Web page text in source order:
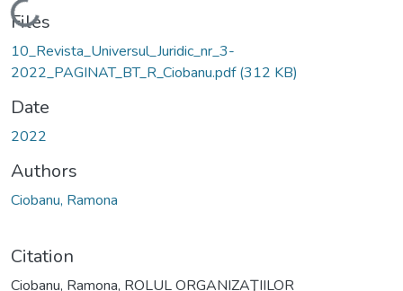
Loading...
Files
10_Revista_Universul_Juridic_nr_3-
2022_PAGINAT_BT_R_Ciobanu.pdf(312 KB)
Date
2022
Authors
Ciobanu, Ramona
Citation
Ciobanu, Ramona, ROLUL ORGANIZAŢIILOR